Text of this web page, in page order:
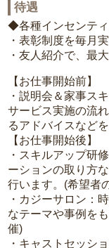
待遇
◆各種インセンティ
・表彰制度を毎月
・友人紹介で、最
【お仕事開始前】
・説明会＆家事ス
サービス実施の流
るアドバイスなど
【お仕事開始後】
・スキルアップ研
ーションの取り方
行います。(希望者
・カジーサロン：
なテーマや事例を
催)
・キャストセッシ